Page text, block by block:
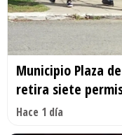
Municipio Plaza
retira siete
Hace 1 día